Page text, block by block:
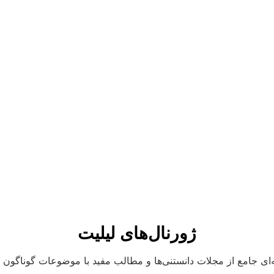
ژورنال‌های لیلیت
جامع از مجلات دانستنی‌ها و مطالب مفید با موضوعات گوناگون